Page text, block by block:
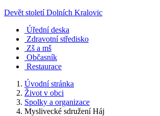
Devět století Dolních Kralovic
Úřední deska
Zdravotní středisko
Zš a mš
Občasník
Restaurace
Úvodní stránka
Život v obci
Spolky a organizace
Myslivecké sdružení Háj